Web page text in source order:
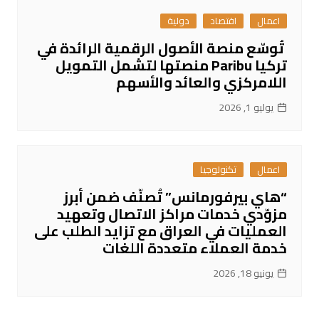
اعمال اقتصاد دولية
تُوسّع منصة الأصول الرقمية الرائدة في
تركيا Paribu منصتها لتشمل التمويل
اللامركزي والعائد والأسهم
يوليو 1, 2026
اعمال تكنولوجيا
“هاي بيرفورمانس” تُصنّف ضمن أبرز
مزوّدي خدمات مراكز الاتصال وتعهيد
العمليات في العراق مع تزايد الطلب على
خدمة العملاء متعددة اللغات
يونيو 18, 2026